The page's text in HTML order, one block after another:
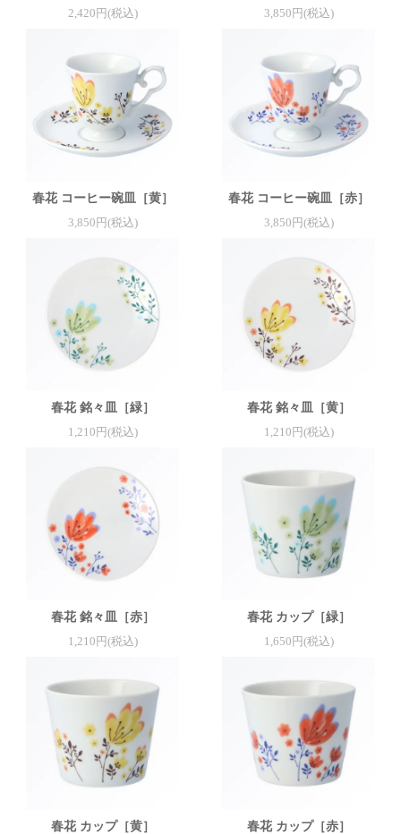
2,420円(税込) 3,850円(税込)
春花 コーヒー碗皿［黄］
3,850円(税込)
春花 コーヒー碗皿［赤］
3,850円(税込)
春花 銘々皿［緑］
1,210円(税込)
春花 銘々皿［黄］
1,210円(税込)
春花 銘々皿［赤］
1,210円(税込)
春花 カップ［緑］
1,650円(税込)
春花 カップ［黄］ 春花 カップ［赤］